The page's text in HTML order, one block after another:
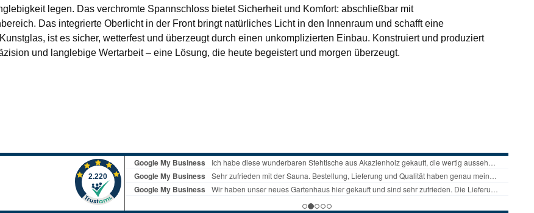
legen. Das verchromte Spannschloss bietet Sicherheit und Komfort: abschließbar mit
Das integrierte Oberlicht in der Front bringt natürliches Licht in den Innenraum und schafft eine
ist es sicher, wetterfest und überzeugt durch einen unkomplizierten Einbau. Konstruiert und produziert
und langlebige Wertarbeit – eine Lösung, die heute begeistert und morgen überzeugt.